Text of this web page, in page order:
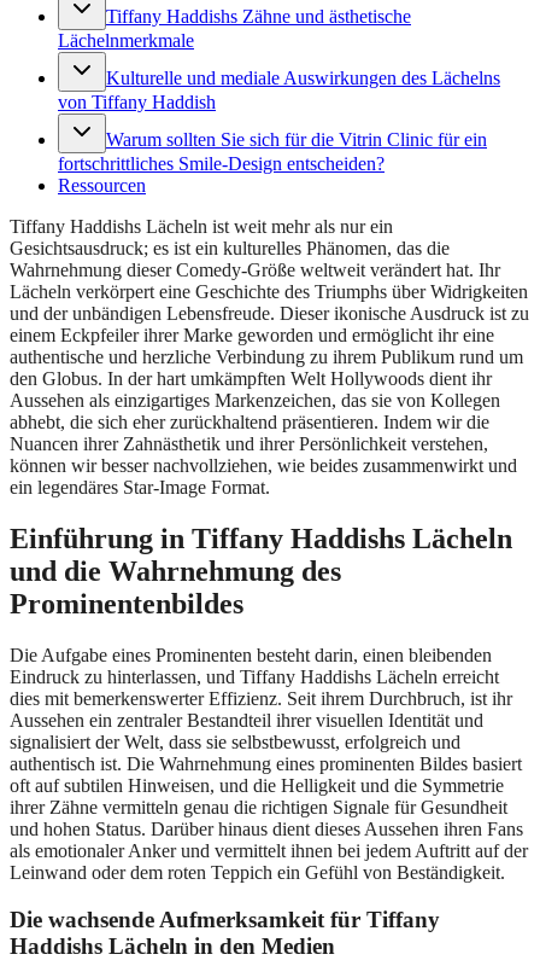
Tiffany Haddishs Zähne und ästhetische
Lächelnmerkmale
Kulturelle und mediale Auswirkungen des Lächelns
von Tiffany Haddish
Warum sollten Sie sich für die Vitrin Clinic für ein
fortschrittliches Smile-Design entscheiden?
Ressourcen
Tiffany Haddishs Lächeln ist weit mehr als nur ein
Gesichtsausdruck; es ist ein kulturelles Phänomen, das die
Wahrnehmung dieser Comedy-Größe weltweit verändert hat. Ihr
Lächeln verkörpert eine Geschichte des Triumphs über Widrigkeiten
und der unbändigen Lebensfreude. Dieser ikonische Ausdruck ist zu
einem Eckpfeiler ihrer Marke geworden und ermöglicht ihr eine
authentische und herzliche Verbindung zu ihrem Publikum rund um
den Globus. In der hart umkämpften Welt Hollywoods dient ihr
Aussehen als einzigartiges Markenzeichen, das sie von Kollegen
abhebt, die sich eher zurückhaltend präsentieren. Indem wir die
Nuancen ihrer Zahnästhetik und ihrer Persönlichkeit verstehen,
können wir besser nachvollziehen, wie beides zusammenwirkt und
ein legendäres Star-Image Format.
Einführung in Tiffany Haddishs Lächeln
und die Wahrnehmung des
Prominentenbildes
Die Aufgabe eines Prominenten besteht darin, einen bleibenden
Eindruck zu hinterlassen, und Tiffany Haddishs Lächeln erreicht
dies mit bemerkenswerter Effizienz. Seit ihrem Durchbruch, ist ihr
Aussehen ein zentraler Bestandteil ihrer visuellen Identität und
signalisiert der Welt, dass sie selbstbewusst, erfolgreich und
authentisch ist. Die Wahrnehmung eines prominenten Bildes basiert
oft auf subtilen Hinweisen, und die Helligkeit und die Symmetrie
ihrer Zähne vermitteln genau die richtigen Signale für Gesundheit
und hohen Status. Darüber hinaus dient dieses Aussehen ihren Fans
als emotionaler Anker und vermittelt ihnen bei jedem Auftritt auf der
Leinwand oder dem roten Teppich ein Gefühl von Beständigkeit.
Die wachsende Aufmerksamkeit für Tiffany
Haddishs Lächeln in den Medien